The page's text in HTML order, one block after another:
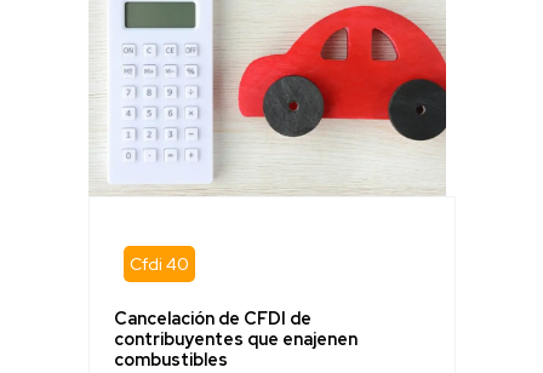
Cfdi 40
Cancelación de CFDI de
contribuyentes que enajenen
combustibles